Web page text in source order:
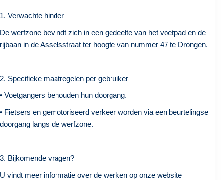
1. Verwachte hinder
De werfzone bevindt zich in een gedeelte van het voetpad en de
rijbaan in de Asselsstraat ter hoogte van nummer 47 te Drongen.
2. Specifieke maatregelen per gebruiker
• Voetgangers behouden hun doorgang.
• Fietsers en gemotoriseerd verkeer worden via een beurtelingse
doorgang langs de werfzone.
3. Bijkomende vragen?
U vindt meer informatie over de werken op onze website